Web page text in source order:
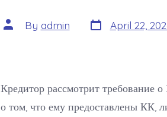
Post
author
By admin Post
date
April 22,
Кредитор рассмотрит требование
о том, что ему предоставлены КК,